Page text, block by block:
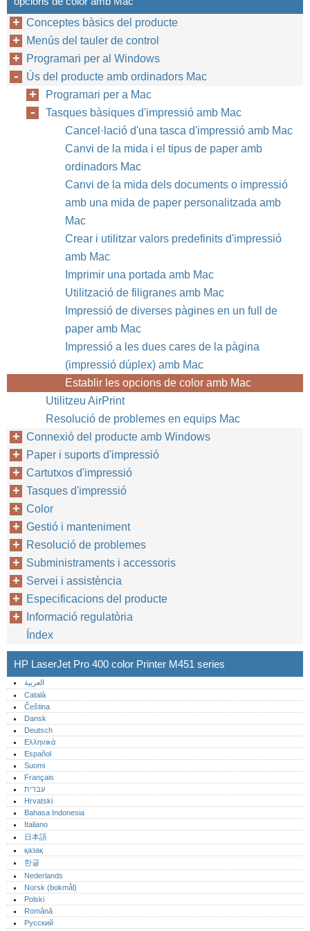
Conceptes bàsics del producte
Menús del tauler de control
Programari per al Windows
Ús del producte amb ordinadors Mac
Programari per a Mac
Tasques bàsiques d'impressió amb Mac
Cancel·lació d'una tasca d'impressió amb Mac
Canvi de la mida i el tipus de paper amb
ordinadors Mac
Canvi de la mida dels documents o impressió
amb una mida de paper personalitzada amb
Mac
Crear i utilitzar valors predefinits d'impressió
amb Mac
Imprimir una portada amb Mac
Utilització de filigranes amb Mac
Impressió de diverses pàgines en un full de
paper amb Mac
Impressió a les dues cares de la pàgina
(impressió dúplex) amb Mac
Establir les opcions de color amb Mac
Utilitzeu AirPrint
Resolució de problemes en equips Mac
Connexió del producte amb Windows
Paper i suports d'impressió
Cartutxos d'impressió
Tasques d'impressió
Color
Gestió i manteniment
Resolució de problemes
Subministraments i accessoris
Servei i assistència
Especificacions del producte
Informació regulatòria
Índex
HP LaserJet Pro 400 color Printer M451 series
العربية
Català
Čeština
Dansk
Deutsch
Ελληνικά
Español
Suomi
Français
עברית
Hrvatski
Bahasa Indonesia
Italiano
日本語
қазақ
한글
Nederlands
Norsk (bokmål)‎
Polski
Română
Русский